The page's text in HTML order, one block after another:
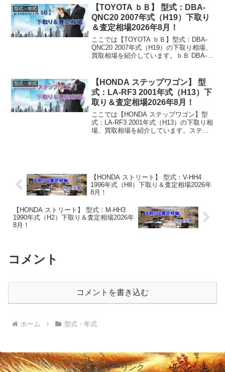
円～542万円買取り相場：マ...
型式・年式
【TOYOTA ｂＢ】 型式：DBA-
QNC20 2007年式（H19）下取り
＆査定相場2026年8月！
ここでは【TOYOTA ｂＢ】型式：DBA-
QNC20 2007年式（H19）の下取り相場、
買取相場を紹介しています。ｂＢ DBA-
円買取り相場：マイナ...
型式・年式
【HONDA ステップワゴン】 型
式：LA-RF3 2001年式（H13）下
取り＆査定相場2026年8月！
ここでは【HONDA ステップワゴン】型
式：LA-RF3 2001年式（H13）の下取り相
場、買取相場を紹介しています。ステッ
【HONDA ストリート】 型式：V-HH4
1996年式（H8）下取り＆査定相場2026年
8月！
【HONDA ストリート】 型式：M-HH3
1990年式（H2）下取り＆査定相場2026年
8月！
コメント
コメントを書き込む
ホーム 型式・年式
スポンサーリンク